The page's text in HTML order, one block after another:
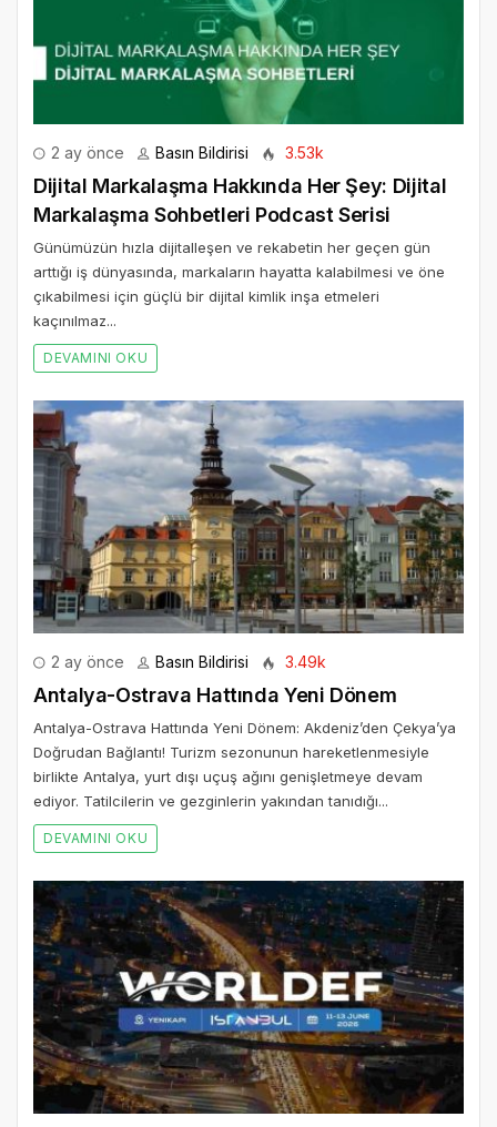
2 ay önce Basın Bildirisi 3.53k
Dijital Markalaşma Hakkında Her Şey: Dijital
Markalaşma Sohbetleri Podcast Serisi
Günümüzün hızla dijitalleşen ve rekabetin her geçen gün
arttığı iş dünyasında, markaların hayatta kalabilmesi ve öne
çıkabilmesi için güçlü bir dijital kimlik inşa etmeleri
kaçınılmaz...
DEVAMINI OKU
2 ay önce Basın Bildirisi 3.49k
Antalya-Ostrava Hattında Yeni Dönem
Antalya-Ostrava Hattında Yeni Dönem: Akdeniz’den Çekya’ya
Doğrudan Bağlantı! Turizm sezonunun hareketlenmesiyle
birlikte Antalya, yurt dışı uçuş ağını genişletmeye devam
ediyor. Tatilcilerin ve gezginlerin yakından tanıdığı...
DEVAMINI OKU